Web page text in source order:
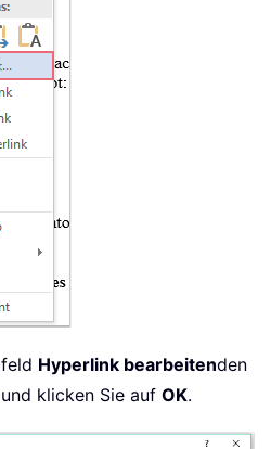
Hyperlink bearbeitenden
klicken Sie auf OK.